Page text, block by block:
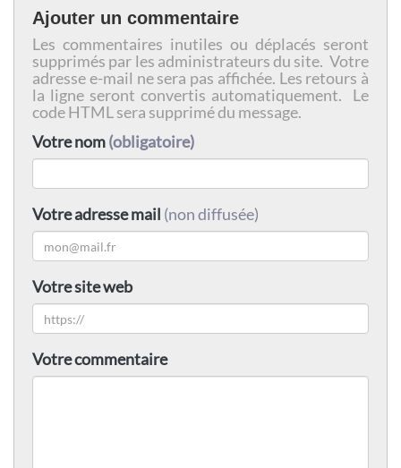
Ajouter un commentaire
Les commentaires inutiles ou déplacés seront
supprimés par les administrateurs du site. Votre
adresse e-mail ne sera pas affichée. Les retours à
la ligne seront convertis automatiquement. Le
code HTML sera supprimé du message.
Votre nom(obligatoire)
Votre adresse mail (non diffusée)
Votre site web
Votre commentaire